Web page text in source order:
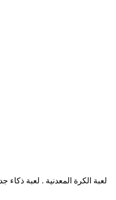
لعبة الكرة المعدنية . لعبة